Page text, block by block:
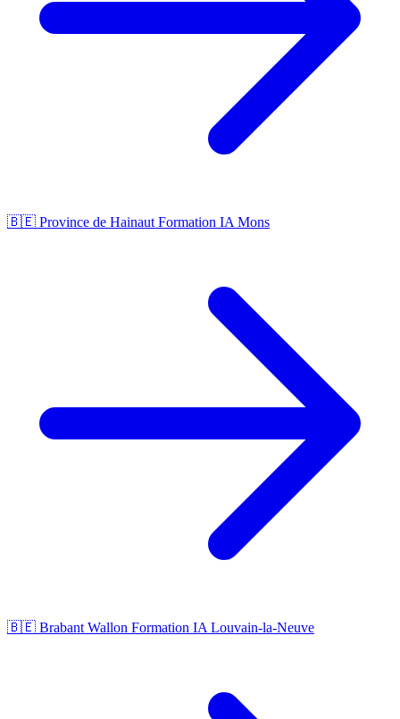
🇧🇪 Province de Hainaut Formation IA Mons
🇧🇪 Brabant Wallon Formation IA Louvain-la-Neuve